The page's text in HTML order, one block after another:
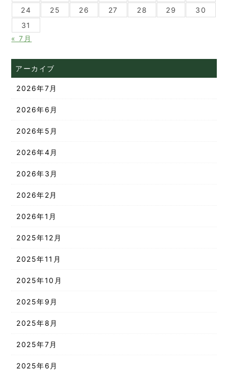
24
25 26 27 28 29
30
31
« 7月
アーカイブ
2026年7月
2026年6月
2026年5月
2026年4月
2026年3月
2026年2月
2026年1月
2025年12月
2025年11月
2025年10月
2025年9月
2025年8月
2025年7月
2025年6月